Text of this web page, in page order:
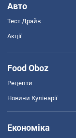
Авто
Тест Драйв
Акції
Food Oboz
Рецепти
Новини Кулінарії
Економіка